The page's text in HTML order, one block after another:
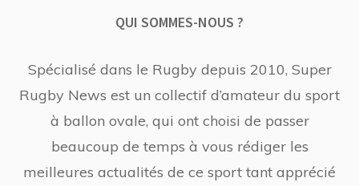
QUI SOMMES-NOUS ?
Spécialisé dans le Rugby depuis 2010, Super
Rugby News est un collectif d’amateur du sport
à ballon ovale, qui ont choisi de passer
beaucoup de temps à vous rédiger les
meilleures actualités de ce sport tant apprécié